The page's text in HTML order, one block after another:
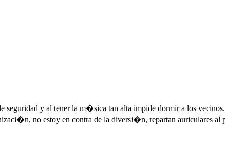
seguridad y al tener la m�sica tan alta impide dormir a los
no estoy en contra de la diversi�n, repartan auriculares al